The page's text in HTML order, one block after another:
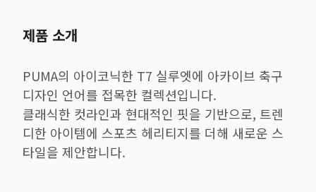
제품 소개
PUMA의 아이코닉한 T7 실루엣에 아카이브 축구
디자인 언어를 접목한 컬렉션입니다.
클래식한 컷라인과 현대적인 핏을 기반으로, 트렌
디한 아이템에 스포츠 헤리티지를 더해 새로운 스
타일을 제안합니다.